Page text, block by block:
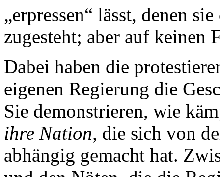
„erpressen“ lässt, denen
zugesteht; aber auf keinen
Dabei haben die
eigenen Regierung die
Sie demonstrieren, wie
ihre Nation, die sich von
abhängig gemacht hat.